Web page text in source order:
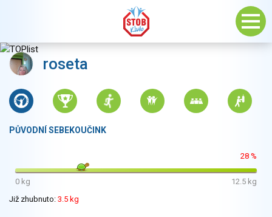
roseta
PŮVODNÍ SEBEKOUČINK
28 %
0 kg
12.5 kg
Již zhubnuto: 3.5 kg